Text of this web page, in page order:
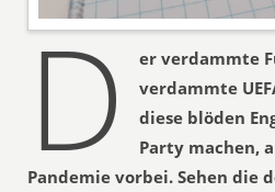
D
er verdammte
verdammte
diese blöden
Party machen,
Pandemie vorbei. Sehen die